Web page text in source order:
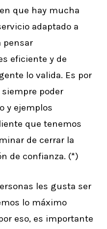
que hay mucha
adaptado a
pensar
eficiente y de
lo valida. Es por
poder
y ejemplos
que tenemos
de cerrar la
de confianza. (*)
les gusta ser
lo máximo
eso, es importante